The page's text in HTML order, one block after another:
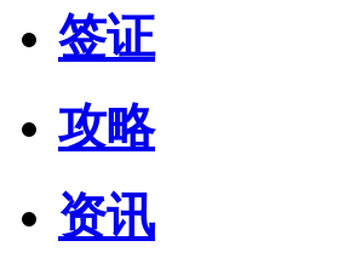
签证
攻略
资讯